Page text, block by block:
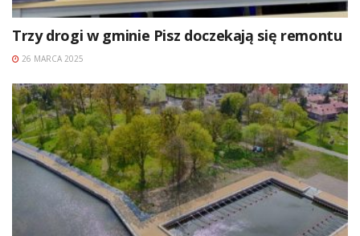
Trzy drogi w gminie Pisz doczekają się remontu
26 MARCA 2025